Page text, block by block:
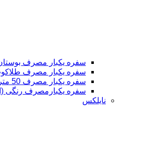
سفره یکبار مصرف
سفره یکبار مصرف
سفره یکبار مصرف 50 متری چاپی
سفره یکبارمصرف رنگی
نایلکس